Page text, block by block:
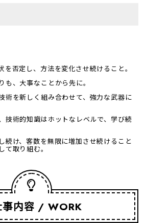
を否定し、方法を変化させ続けること。
も、大事なことから先に。
術を新しく組み合わせて、強力な武器に
技術的知識はホットなレベルで、学び続
続け、客数を無限に増加させ続けること
て取り組む。
事内容 WORK